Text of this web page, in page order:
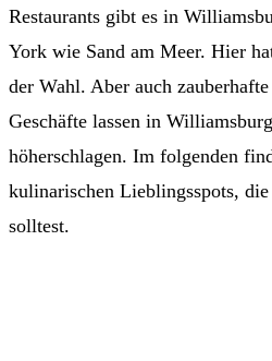
Restaurants gibt es in
York wie Sand am Meer. Hier
der Wahl. Aber auch
Geschäfte lassen in
höherschlagen. Im folgenden
kulinarischen Lieblingsspots,
solltest.